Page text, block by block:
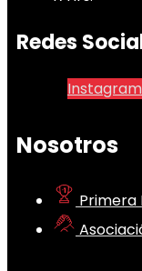
Redes
Instagram
Nosotros
Primera